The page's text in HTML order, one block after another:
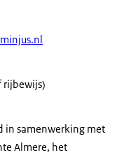
rijbewijs)
in samenwerking met
Almere, het